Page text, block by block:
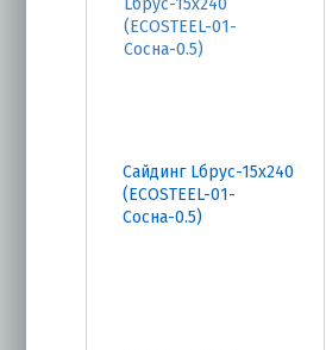
Сайдинг Lбрус-15х240
(ECOSTEEL-01-
Сосна-0.5)